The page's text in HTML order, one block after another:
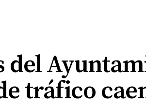
del
tráfico